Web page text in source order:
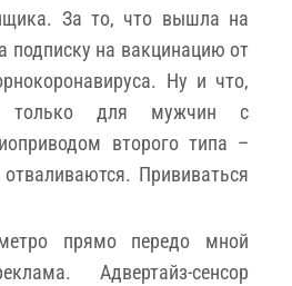
За то, что вышла на
подписку на вакцинацию от
Ну и что,
только для мужчин с
второго типа –
Прививаться
прямо передо мной
Адвертайз-сенсор